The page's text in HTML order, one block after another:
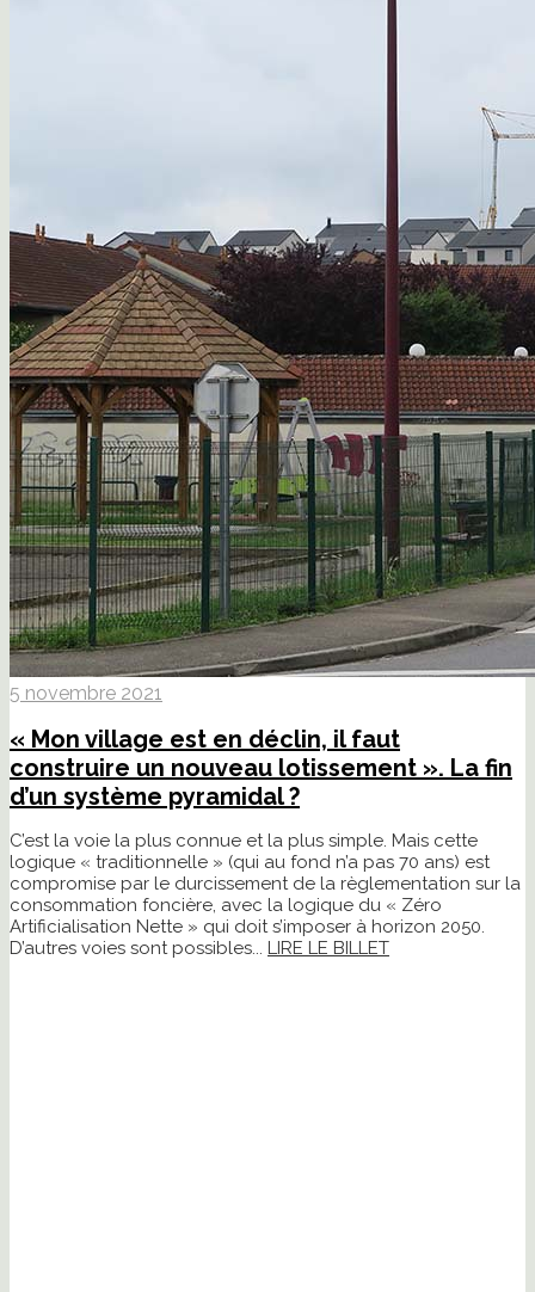
5 novembre 2021
« Mon village est en déclin, il faut
construire un nouveau lotissement ». La fin
d’un système pyramidal ?
C’est la voie la plus connue et la plus simple. Mais cette
logique « traditionnelle » (qui au fond n’a pas 70 ans) est
compromise par le durcissement de la règlementation sur la
consommation foncière, avec la logique du « Zéro
Artificialisation Nette » qui doit s’imposer à horizon 2050.
D’autres voies sont possibles... LIRE LE BILLET